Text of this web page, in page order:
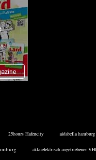
25hours Hafencity aidabella hamburg
akkuelektrisch angetriebener